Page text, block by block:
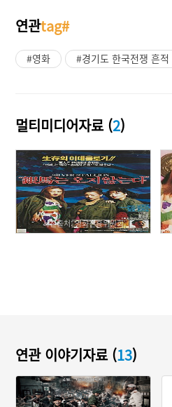
연관tag#
#영화 #경기도 한국전쟁 흔적
멀티미디어자료 (2)
사진출처: 영화진흥위원회
연관 이야기자료 (13)